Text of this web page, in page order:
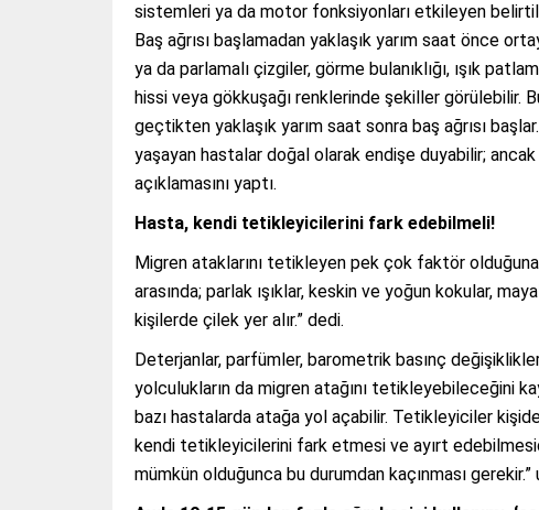
sistemleri ya da motor fonksiyonları etkileyen
Baş ağrısı başlamadan yaklaşık yarım saat önce
ya da parlamalı çizgiler, görme bulanıklığı, ışık
hissi veya gökkuşağı renklerinde şekiller görülebilir.
geçtikten yaklaşık yarım saat sonra baş ağrısı
yaşayan hastalar doğal olarak endişe duyabilir;
açıklamasını yaptı.
Hasta, kendi tetikleyicilerini fark edebilmeli!
Migren ataklarını tetikleyen pek çok faktör
arasında; parlak ışıklar, keskin ve yoğun kokular,
kişilerde çilek yer alır.” dedi.
Deterjanlar, parfümler, barometrik basınç
yolculukların da migren atağını tetikleyebileceğini
bazı hastalarda atağa yol açabilir. Tetikleyiciler
kendi tetikleyicilerini fark etmesi ve ayırt
mümkün olduğunca bu durumdan kaçınması gerekir.”